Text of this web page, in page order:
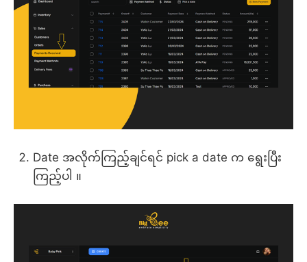
Date အလိုက်ကြည့်ချင်ရင် pick a date က ရွေးပြီး
ကြည့်ပါ ။